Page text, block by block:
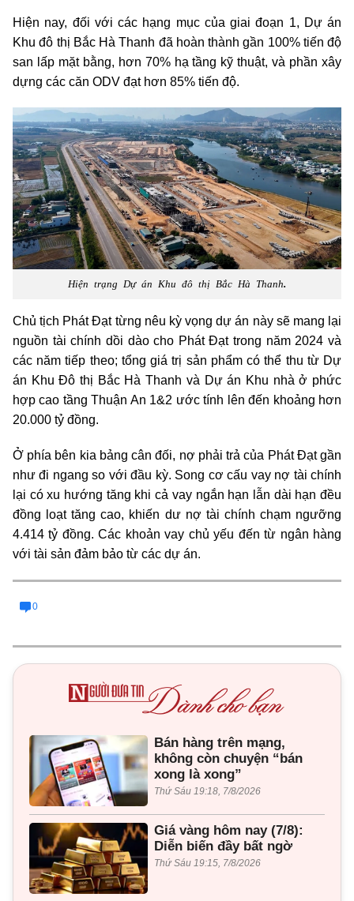
Hiện nay, đối với các hạng mục của giai đoạn 1, Dự án
Khu đô thị Bắc Hà Thanh đã hoàn thành gần 100% tiến độ
san lấp mặt bằng, hơn 70% hạ tầng kỹ thuật, và phần xây
dựng các căn ODV đạt hơn 85% tiến độ.
Hiện trạng Dự án Khu đô thị Bắc Hà Thanh
Chủ tịch Phát Đạt từng nêu kỳ vọng dự án này sẽ mang lại
nguồn tài chính dồi dào cho Phát Đạt trong năm 2024 và
các năm tiếp theo; tổng giá trị sản phẩm có thể thu từ Dự
án Khu Đô thị Bắc Hà Thanh và Dự án Khu nhà ở phức
hợp cao tầng Thuận An 1&2 ước tính lên đến khoảng hơn
20.000 tỷ đồng.
Ở phía bên kia bảng cân đối, nợ phải trả của Phát Đạt gần
như đi ngang so với đầu kỳ. Song cơ cấu vay nợ tài chính
lại có xu hướng tăng khi cả vay ngắn hạn lẫn dài hạn đều
đồng loạt tăng cao, khiến dư nợ tài chính chạm ngưỡng
4.414 tỷ đồng. Các khoản vay chủ yếu đến từ ngân hàng
với tài sản đảm bảo từ các dự án.
0
Bán hàng trên mạng,
không còn chuyện “bán
xong là xong”
Thứ Sáu 19:18, 7/8/2026
Giá vàng hôm nay (7/8):
Diễn biến đầy bất ngờ
Thứ Sáu 19:15, 7/8/2026